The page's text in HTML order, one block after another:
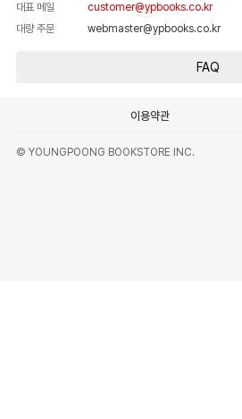
대표 메일
customer@ypbooks.co.kr
대량 주문
webmaster@ypbooks.co.kr
FAQ
이용약관
© YOUNGPOONG BOOKSTORE INC.